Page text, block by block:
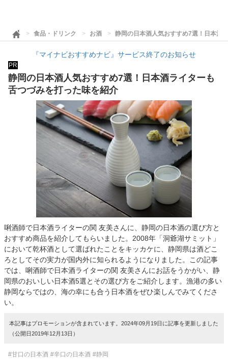
食品・ドリンク お酒 静岡の日本酒人気おすすめ7選！日本酒
『マイナビおすすめナビ』サービス終了のお知らせ
PR
静岡の日本酒人気おすすめ7選！日本酒ライターも
舌つづみを打った味を紹介
唎酒師で日本酒ライターの関 友美さんに、静岡の日本酒の選び方と
おすすめ商品を紹介してもらいました。2008年「洞爺湖サミット」
において乾杯酒として選ばれたことをキッカケに、静岡県は酒どこ
ろとしてその実力が国内外に知られるようになりました。この記事
では、唎酒師で日本酒ライターの関 友美さんにお話をうかがい、静
岡県のおいしい日本酒5選とその選び方をご紹介します。漁港の多い
静岡ならではの、海の幸にも合う日本酒をぜひ楽しんでみてくださ
い。
本記事はプロモーションが含まれています。2024年09月19日に記事を更新しました
（公開日2019年12月13日）
#甘口の日本酒 #辛口の日本酒 #静岡